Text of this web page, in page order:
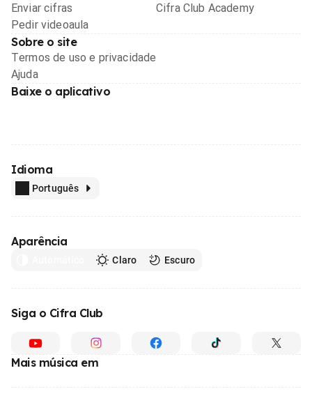
Enviar cifras
Pedir videoaula
Cifra Club Academy
Sobre o site
Termos de uso e privacidade
Ajuda
Baixe o aplicativo
Idioma
Português
Aparência
Claro Escuro
Siga o Cifra Club
Mais música em